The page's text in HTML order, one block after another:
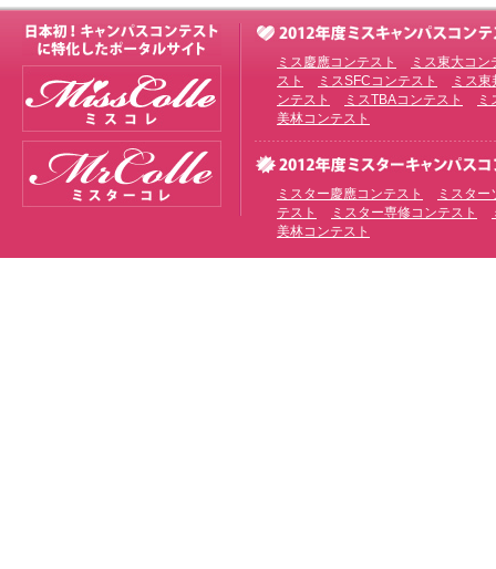
ミス慶應コンテスト
ミス東大コン
スト
ミスSFCコンテスト
ミス
ンテスト
ミスTBAコンテスト
ミ
美林コンテスト
ミスター慶應コンテスト
ミスタ
テスト
ミスター専修コンテスト
美林コンテスト